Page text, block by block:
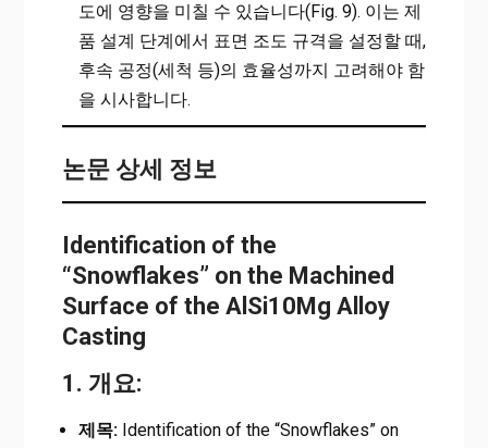
도에 영향을 미칠 수 있습니다(Fig. 9). 이는 제
품 설계 단계에서 표면 조도 규격을 설정할 때,
후속 공정(세척 등)의 효율성까지 고려해야 함
을 시사합니다.
논문 상세 정보
Identification of the
“Snowflakes” on the Machined
Surface of the AlSi10Mg Alloy
Casting
1. 개요:
제목:Identification of the “Snowflakes” on